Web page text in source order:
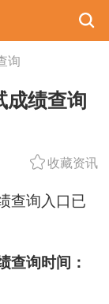
询
成绩查询
收藏资讯
查询入口已
查询时间：